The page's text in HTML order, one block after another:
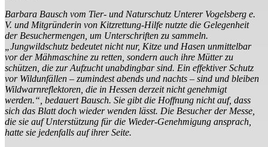
Barbara Bausch vom Tier- und Naturschutz Unterer Vogelsberg e.
V. und Mitgründerin von Kitzrettung-Hilfe nutzte die Gelegenheit
der Besuchermengen, um Unterschriften zu sammeln.
„Jungwildschutz bedeutet nicht nur, Kitze und Hasen unmittelbar
vor der Mähmaschine zu retten, sondern auch ihre Mütter zu
schützen, die zur Aufzucht unabdingbar sind. Ein effektiver Schutz
vor Wildunfällen – zumindest abends und nachts – sind und bleiben
Wildwarnreflektoren, die in Hessen derzeit nicht genehmigt
werden.“, bedauert Bausch. Sie gibt die Hoffnung nicht auf, dass
sich das Blatt doch wieder wenden lässt. Die Besucher der Messe,
die sie auf Unterstützung für die Wieder-Genehmigung ansprach,
hatte sie jedenfalls auf ihrer Seite.